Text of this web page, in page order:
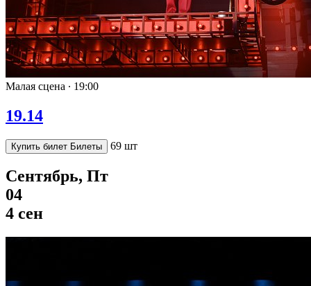
Малая сцена ∙ 19:00
19.14
Купить билет Билеты 69 шт
Сентябрь, Пт
04
4 сен